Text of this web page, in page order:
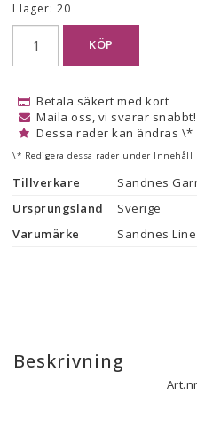
I lager: 20
KÖP
Betala säkert med kort
Maila oss, vi svarar snabbt!
Dessa rader kan ändras \*
\* Redigera dessa rader under Innehåll
Tillverkare
Sandnes
Ursprungsland
Sverige
Varumärke
Sandnes Line
Beskrivning